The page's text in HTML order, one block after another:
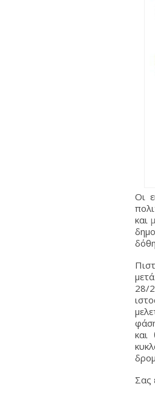
Οι
και
28/
και
Σας